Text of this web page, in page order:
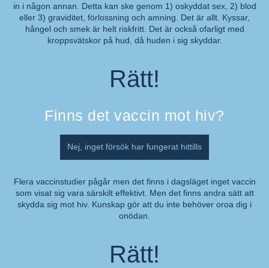
Kommentar:
in i någon annan. Detta kan ske genom 1) oskyddat sex, 2) blod
eller 3) graviditet, förlossning och amning. Det är allt. Kyssar,
hångel och smek är helt riskfritt. Det är också ofarligt med
kroppsvätskor på hud, då huden i sig skyddar.
Rätt!
Finns det vaccin mot hiv?
Nej, inget försök har fungerat hittills
Kommentar:
Flera vaccinstudier pågår men det finns i dagsläget inget vaccin
som visat sig vara särskilt effektivt. Men det finns andra sätt att
skydda sig mot hiv. Kunskap gör att du inte behöver oroa dig i
onödan.
Rätt!